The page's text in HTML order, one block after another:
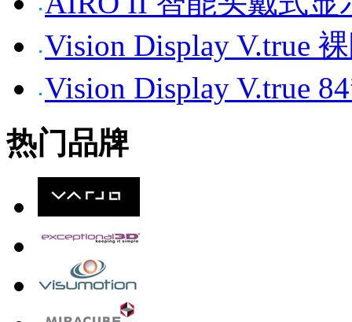
Vision Display V.true
Vision Display V.true
热门品牌